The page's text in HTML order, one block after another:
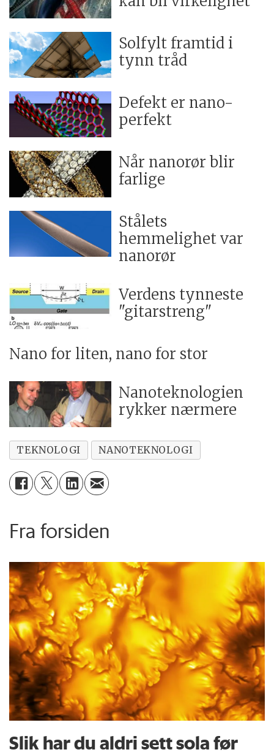
Solfylt framtid i
tynn tråd
Defekt er nano-
perfekt
Når nanorør blir
farlige
Stålets
hemmelighet var
nanorør
Verdens tynneste
"gitarstreng"
Nano for liten, nano for stor
Nanoteknologien
rykker nærmere
TEKNOLOGI NANOTEKNOLOGI
Fra forsiden
Slik har du aldri sett sola før